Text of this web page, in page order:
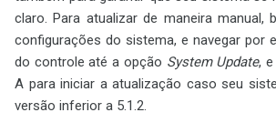
claro. Para atualizar de maneira manual,
configurações do sistema, e navegar por
do controle até a opção System Update,
A para iniciar a atualização caso seu
versão inferior a 5.1.2.